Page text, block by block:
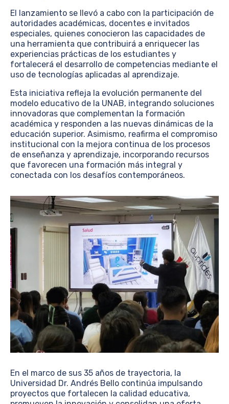
El lanzamiento se llevó a cabo con la participación de
autoridades académicas, docentes e invitados
especiales, quienes conocieron las capacidades de
una herramienta que contribuirá a enriquecer las
experiencias prácticas de los estudiantes y
fortalecerá el desarrollo de competencias mediante el
uso de tecnologías aplicadas al aprendizaje.
Esta iniciativa refleja la evolución permanente del
modelo educativo de la UNAB, integrando soluciones
innovadoras que complementan la formación
académica y responden a las nuevas dinámicas de la
educación superior. Asimismo, reafirma el compromiso
institucional con la mejora continua de los procesos
de enseñanza y aprendizaje, incorporando recursos
que favorecen una formación más integral y
conectada con los desafíos contemporáneos.
En el marco de sus 35 años de trayectoria, la
Universidad Dr. Andrés Bello continúa impulsando
proyectos que fortalecen la calidad educativa,